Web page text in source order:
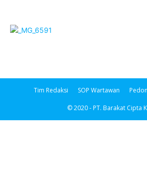
Tim Redaksi SOP Wartawan
© 2020 - PT. Barakat Cipta